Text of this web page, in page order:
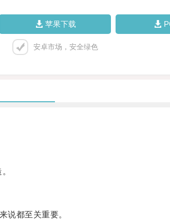
苹果下载
安卓市场，安全绿色
都至关重要。